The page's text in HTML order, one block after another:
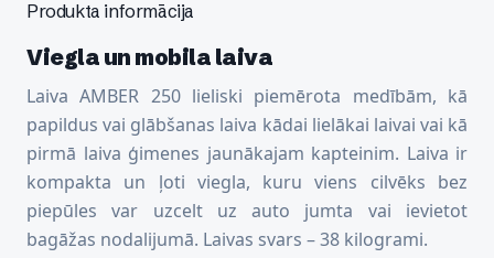
Produkta informācija
Viegla un mobila laiva
Laiva AMBER 250 lieliski piemērota medībām, kā
papildus vai glābšanas laiva kādai lielākai laivai vai kā
pirmā laiva ģimenes jaunākajam kapteinim. Laiva ir
kompakta un ļoti viegla, kuru viens cilvēks bez
piepūles var uzcelt uz auto jumta vai ievietot
bagāžas nodalijumā. Laivas svars – 38 kilogrami.